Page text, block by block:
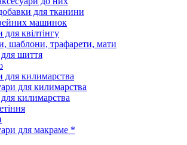
для тканини
машинок
квілтінгу
шаблони, трафарети, мати
шиття
для килимарства
для килимарства
килимарства
для макраме *